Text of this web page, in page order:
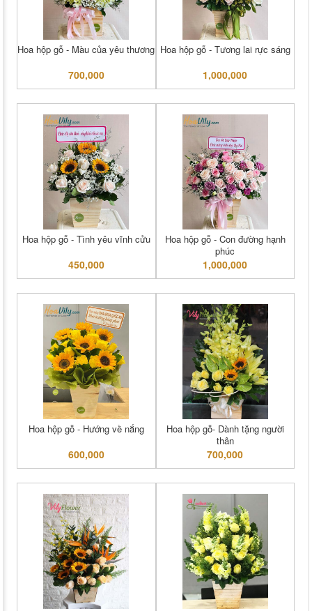
Hoa hộp gỗ - Màu của yêu thương
700,000
Hoa hộp gỗ - Tương lai rực sáng
1,000,000
Hoa hộp gỗ - Tình yêu vĩnh cửu
450,000
Hoa hộp gỗ - Con đường hạnh
phúc
1,000,000
Hoa hộp gỗ - Hướng về nắng
600,000
Hoa hộp gỗ- Dành tặng người
thân
700,000